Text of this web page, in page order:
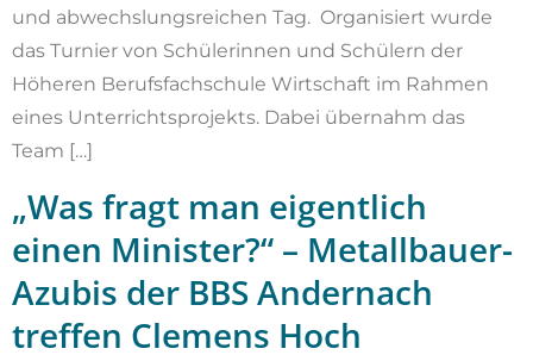
und abwechslungsreichen Tag. Organisiert wurde
das Turnier von Schülerinnen und Schülern der
Höheren Berufsfachschule Wirtschaft im Rahmen
eines Unterrichtsprojekts. Dabei übernahm das
Team […]
„Was fragt man eigentlich
einen Minister?“ – Metallbauer-
Azubis der BBS Andernach
treffen Clemens Hoch